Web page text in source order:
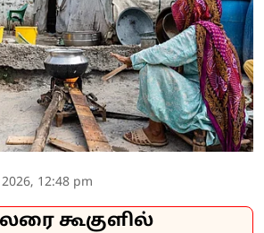
2026, 12:48 pm
கூகுளில்